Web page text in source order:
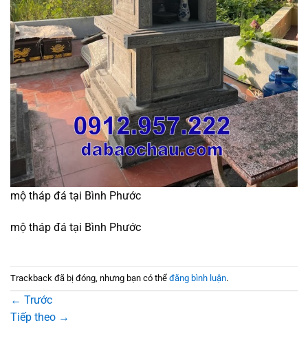
mộ tháp đá tại Bình Phước
mộ tháp đá tại Bình Phước
Trackback đã bị đóng, nhưng bạn có thể đăng bình luận.
← Trước
Tiếp theo →